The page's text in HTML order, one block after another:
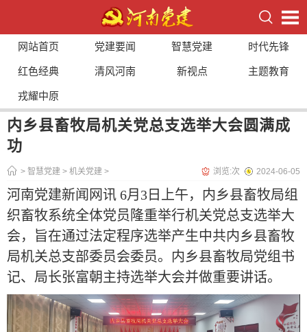
网站首页 党建要闻 智慧党建 时代先锋
红色经典 清风河南 新视点 主题教育
戎耀中原
内乡县畜牧局机关党总支选举大会圆满成
功
> 智慧党建 > 机关党建 > 2024-06-05
浏览:次
河南党建新闻网讯 6月3日上午，内乡县畜牧局组
织畜牧系统全体党员隆重举行机关党总支选举大
会，旨在通过法定程序选举产生中共内乡县畜牧
局机关总支部委员会委员。内乡县畜牧局党组书
记、局长张富朝主持选举大会并做重要讲话。